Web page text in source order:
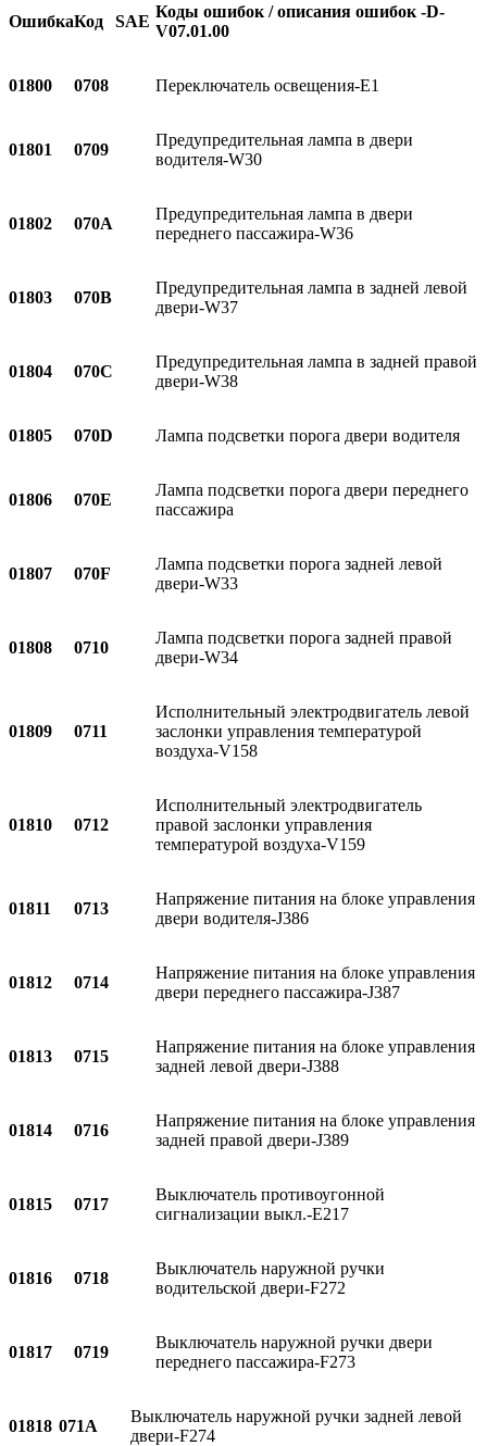
ОшибкаКод SAE
Коды ошибок / описания ошибок -D-
V07.01.00
01800 0708 Переключатель освещения-E1
01801 0709
Предупредительная лампа в двери
водителя-W30
01802 070A
Предупредительная лампа в двери
переднего пассажира-W36
01803 070B
Предупредительная лампа в задней левой
двери-W37
01804 070C
Предупредительная лампа в задней правой
двери-W38
01805 070D Лампа подсветки порога двери водителя
01806 070E
Лампа подсветки порога двери переднего
пассажира
01807 070F
Лампа подсветки порога задней левой
двери-W33
01808 0710
Лампа подсветки порога задней правой
двери-W34
01809 0711
Исполнительный электродвигатель левой
заслонки управления температурой
воздуха-V158
01810 0712
Исполнительный электродвигатель
правой заслонки управления
температурой воздуха-V159
01811 0713
Напряжение питания на блоке управления
двери водителя-J386
01812 0714
Напряжение питания на блоке управления
двери переднего пассажира-J387
01813 0715
Напряжение питания на блоке управления
задней левой двери-J388
01814 0716
Напряжение питания на блоке управления
задней правой двери-J389
01815 0717
Выключатель противоугонной
сигнализации выкл.-E217
01816 0718
Выключатель наружной ручки
водительской двери-F272
01817 0719
Выключатель наружной ручки двери
переднего пассажира-F273
01818 071A
Выключатель наружной ручки задней левой
двери-F274